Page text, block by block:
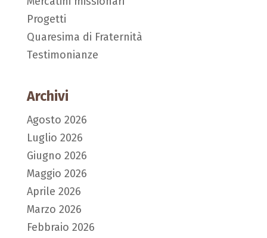
Progetti
Quaresima di Fraternità
Testimonianze
Archivi
Agosto 2026
Luglio 2026
Giugno 2026
Maggio 2026
Aprile 2026
Marzo 2026
Febbraio 2026